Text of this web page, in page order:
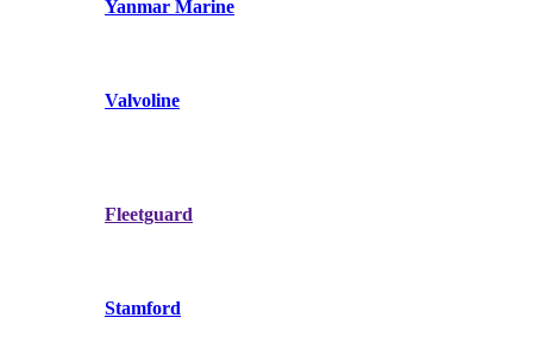
Yanmar Marine
Valvoline
Fleetguard
Stamford